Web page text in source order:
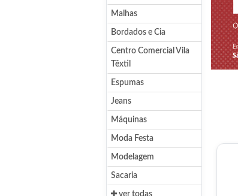
Malhas
Bordados e Cia
Centro Comercial Vila
Têxtil
Espumas
Jeans
Máquinas
Moda Festa
Modelagem
Sacaria
ver todas